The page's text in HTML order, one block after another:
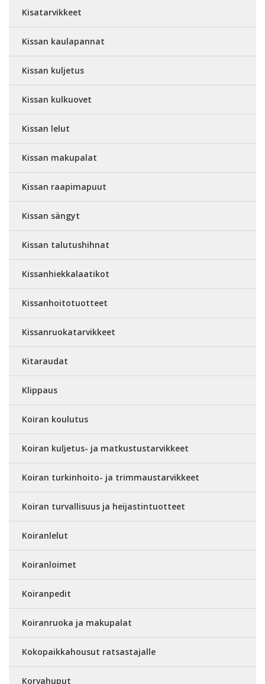
Kisatarvikkeet
Kissan kaulapannat
Kissan kuljetus
Kissan kulkuovet
Kissan lelut
Kissan makupalat
Kissan raapimapuut
Kissan sängyt
Kissan talutushihnat
Kissanhiekkalaatikot
Kissanhoitotuotteet
Kissanruokatarvikkeet
Kitaraudat
Klippaus
Koiran koulutus
Koiran kuljetus- ja matkustustarvikkeet
Koiran turkinhoito- ja trimmaustarvikkeet
Koiran turvallisuus ja heijastintuotteet
Koiranlelut
Koiranloimet
Koiranpedit
Koiranruoka ja makupalat
Kokopaikkahousut ratsastajalle
Korvahuput